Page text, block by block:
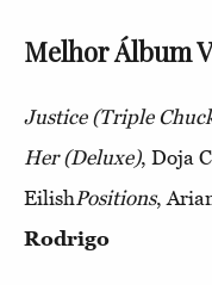
Melhor Álbum
Justice (Triple
Her (Deluxe), Doja
EilishPositions,
Rodrigo